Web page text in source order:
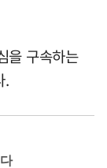
을 구속하는
.